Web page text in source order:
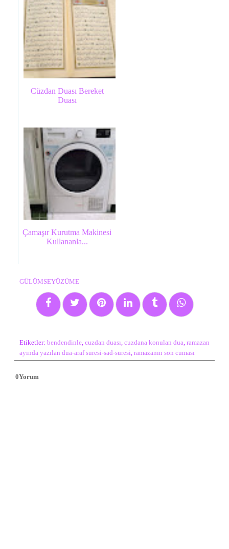
Cüzdan Duası Bereket
Duası
Çamaşır Kurutma Makinesi
Kullananla...
GÜLÜMSEYÜZÜME
Etiketler: bendendinle, cuzdan duası, cuzdana konulan dua, ramazan
ayında yazılan dua-araf suresi-sad-suresi, ramazanın son cuması
0Yorum